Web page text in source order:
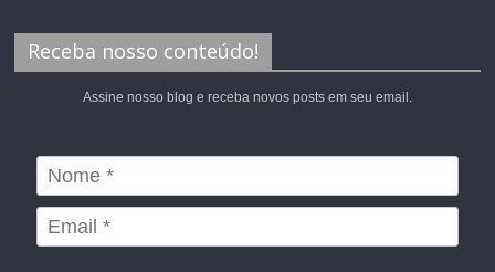
Receba nosso conteúdo!
Assine nosso blog e receba novos posts em seu email.